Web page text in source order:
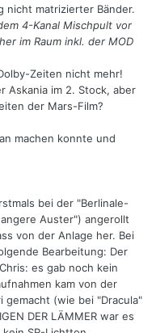
nicht matrizierter Bänder.
4-Kanal Mischpult vor
im Raum inkl. der MOD
Zeiten nicht mehr!
Askania im 2. Stock, aber
der Mars-Film?
machen konnte und
bei der "Berlinale-
Auster") angerollt
von der Anlage her. Bei
Bearbeitung: Der
es gab noch kein
kam von der
gemacht (wie bei "Dracula"
DER LÄMMER war es